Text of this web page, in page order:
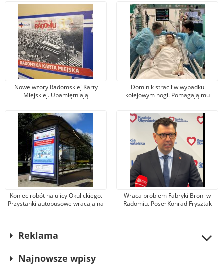
Nowe wzory Radomskiej Karty
Miejskiej. Upamiętniają
protestu w czerwcu 1976 r.
Dominik stracił w wypadku
kolejowym nogi. Pomagają mu
przekazał na leczenie 100 tys. zł!
Koniec robót na ulicy Okulickiego.
Przystanki autobusowe wracają na
Wraca problem Fabryki Broni w
Radomiu. Poseł Konrad Frysztak
Reklama
Najnowsze wpisy